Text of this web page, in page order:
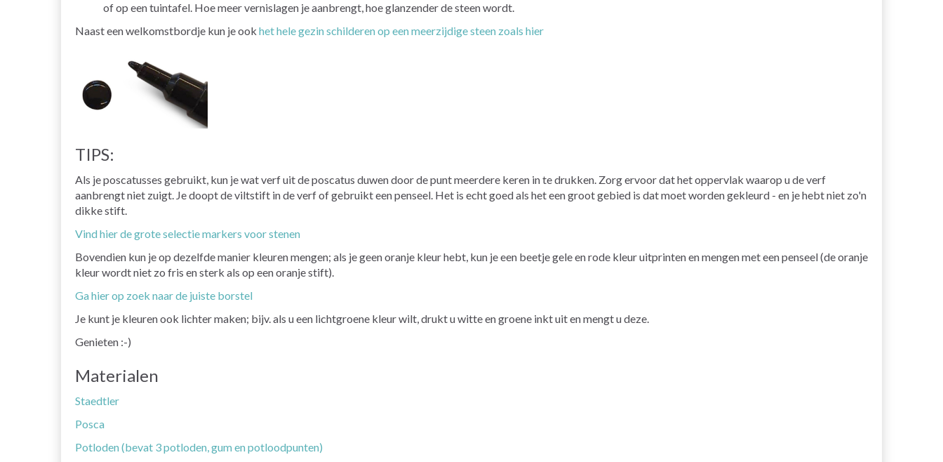
of op een tuintafel. Hoe meer vernislagen je aanbrengt, hoe glanzender de steen wordt.
Naast een welkomstbordje kun je ook het hele gezin schilderen op een meerzijdige steen zoals hier
TIPS:
Als je poscatusses gebruikt, kun je wat verf uit de poscatus duwen door de punt meerdere keren in te drukken. Zorg ervoor dat het oppervlak waarop u de verf
aanbrengt niet zuigt. Je doopt de viltstift in de verf of gebruikt een penseel. Het is echt goed als het een groot gebied is dat moet worden gekleurd - en je hebt niet zo'n
dikke stift.
Vind hier de grote selectie markers voor stenen
Bovendien kun je op dezelfde manier kleuren mengen; als je geen oranje kleur hebt, kun je een beetje gele en rode kleur uitprinten en mengen met een penseel (de oranje
kleur wordt niet zo fris en sterk als op een oranje stift).
Ga hier op zoek naar de juiste borstel
Je kunt je kleuren ook lichter maken; bijv. als u een lichtgroene kleur wilt, drukt u witte en groene inkt uit en mengt u deze.
Genieten :-)
Materialen
Staedtler
Posca
Potloden (bevat 3 potloden, gum en potloodpunten)